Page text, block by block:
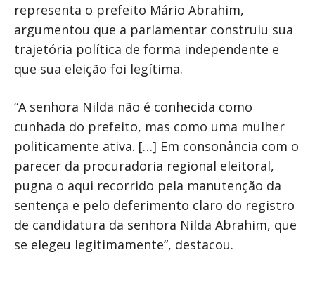
representa o prefeito Mário Abrahim,
argumentou que a parlamentar construiu sua
trajetória política de forma independente e
que sua eleição foi legítima.
“A senhora Nilda não é conhecida como
cunhada do prefeito, mas como uma mulher
politicamente ativa. […] Em consonância com o
parecer da procuradoria regional eleitoral,
pugna o aqui recorrido pela manutenção da
sentença e pelo deferimento claro do registro
de candidatura da senhora Nilda Abrahim, que
se elegeu legitimamente”, destacou.